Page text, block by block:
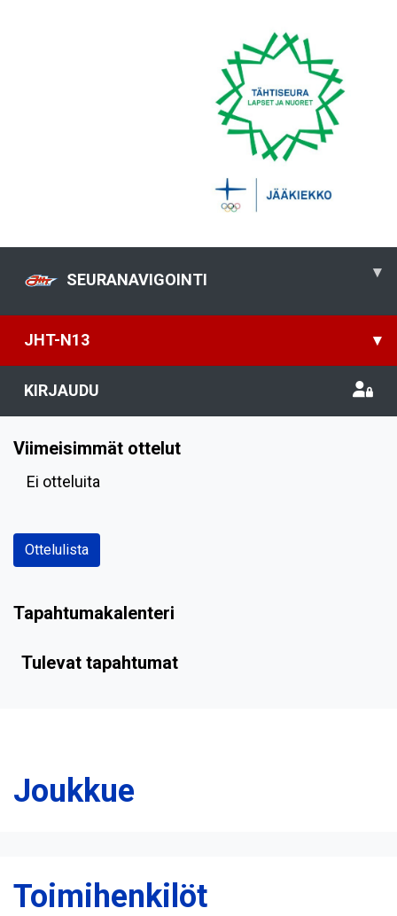
SEURANAVIGOINTI ▾
JHT-N13 ▾
KIRJAUDU
Viimeisimmät ottelut
Ei otteluita
Ottelulista
Tapahtumakalenteri
Tulevat tapahtumat
Joukkue
Toimihenkilöt